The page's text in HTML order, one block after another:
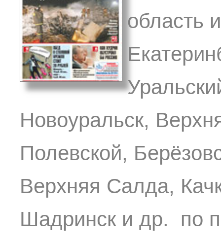
область
Новоуральск,
Полевской,
Верхняя Салда,
Шадринск и др. по